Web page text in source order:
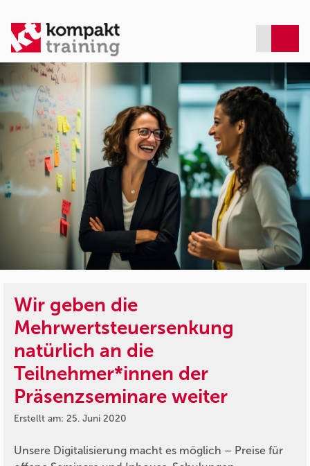
Wir geben die
Mehrwertsteuersenkung
natürlich an die
Teilnehmer*innen der
Präsenzseminare weiter
Erstellt am: 25. Juni 2020
Unsere Digitalisierung macht es möglich – Preise für